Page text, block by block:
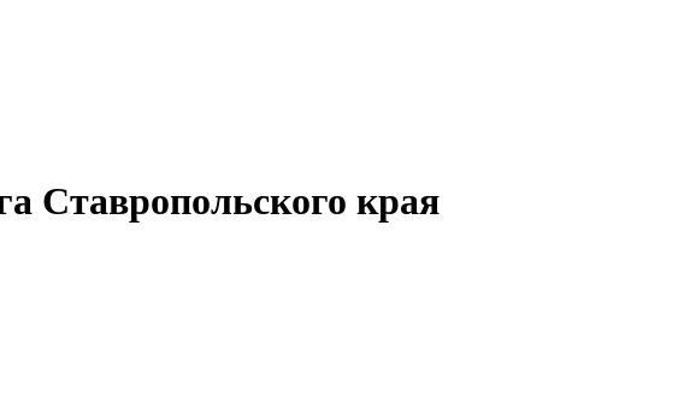
Ставропольского края